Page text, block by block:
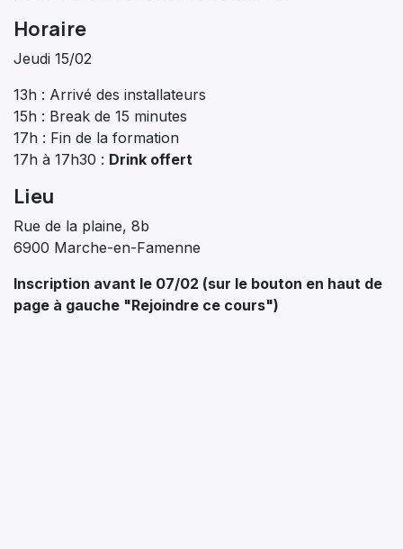
Horaire
Jeudi 15/02
13h : Arrivé des installateurs
15h : Break de 15 minutes
17h : Fin de la formation
17h à 17h30 : Drink offert
Lieu
Rue de la plaine, 8b
6900 Marche-en-Famenne
Inscription avant le 07/02 (sur le bouton en haut de
page à gauche "Rejoindre ce cours")